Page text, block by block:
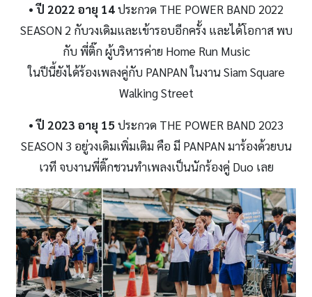
• ปี 2022 อายุ 14ประกวด THE POWER BAND 2022
SEASON 2 กับวงเดิมและเข้ารอบอีกครั้ง และได้โอกาส พบ
กับ พี่ติ๊ก ผู้บริหารค่าย Home Run Music
ในปีนี้ยังได้ร้องเพลงคู่กับ PANPAN ในงาน Siam Square
Walking Street
• ปี 2023 อายุ 15ประกวด THE POWER BAND 2023
SEASON 3 อยู่วงเดิมเพิ่มเติม คือ มี PANPAN มาร้องด้วยบน
เวที จบงานพี่ติ๊กชวนทำเพลงเป็นนักร้องคู่ Duo เลย